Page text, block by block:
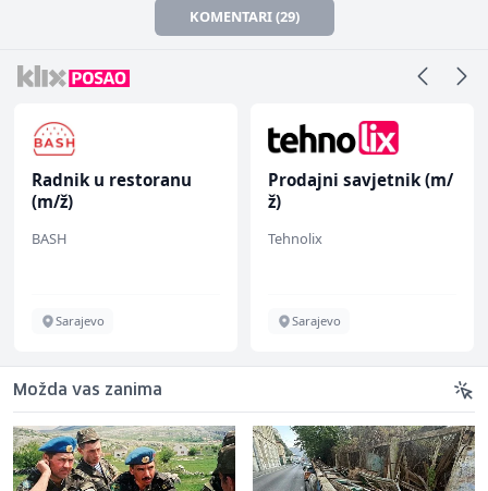
KOMENTARI (29)
Radnik u restoranu
(m/ž)
BASH
Sarajevo
Prodajni savjetnik (m/
ž)
Tehnolix
Sarajevo
Možda vas zanima